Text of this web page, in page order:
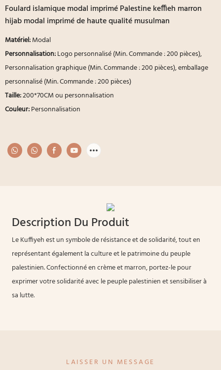
Foulard islamique modal imprimé Palestine keffieh marron
hijab modal imprimé de haute qualité musulman
Matériel:Modal
Personnalisation:Logo personnalisé (Min. Commande : 200 pièces),
Personnalisation graphique (Min. Commande : 200 pièces), emballage
personnalisé (Min. Commande : 200 pièces)
Taille:200*70CM ou personnalisation
Couleur:Personnalisation
Description Du Produit
Le Kuffiyeh est un symbole de résistance et de solidarité, tout en
représentant également la culture et le patrimoine du peuple
palestinien. Confectionné en crème et marron, portez-le pour
exprimer votre solidarité avec le peuple palestinien et sensibiliser à
sa lutte.
LAISSER UN MESSAGE